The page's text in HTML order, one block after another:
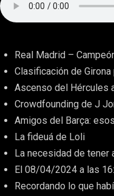
Real Madrid –
Clasificación de Girona
Ascenso del Hércules
Crowdfounding de J
Amigos del Barça:
La fideuá de Loli
La necesidad de tener
El 08/04/2024 a las
Recordando lo que